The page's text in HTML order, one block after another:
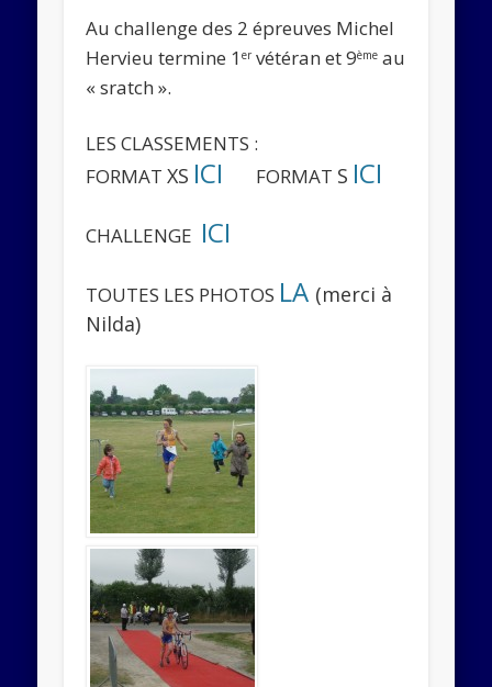
Au challenge des 2 épreuves Michel
Hervieu termine 1er vétéran et 9ème au
« sratch ».
LES CLASSEMENTS :
FORMATXS ICI FORMAT S ICI
CHALLENGE ICI
TOUTES LES PHOTOS LA (merci à
Nilda)